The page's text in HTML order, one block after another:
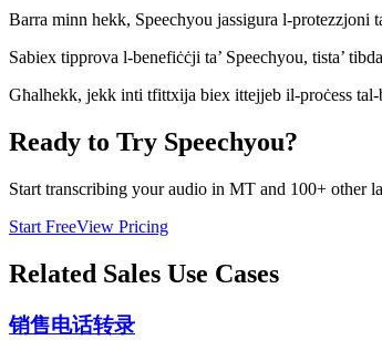
Barra minn hekk, Speechyou jassigura l-
Sabiex tipprova l-benefiċċji ta’ Speechyou, tista’
Għalhekk, jekk inti tfittxija biex ittejjeb il-proċess
Ready to Try Speechyou?
Start transcribing your audio in MT and 100+ other
Start FreeView Pricing
Related Sales Use Cases
销售电话转录